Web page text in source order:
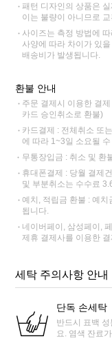
패턴 디자인의 상품은
이는 불량이 아니므로
사이즈는 측정 방법에
사양에 따라 차이가 있
배송비가 발생됩니다.
환불 안내
주문 결제시 이용한 결
카드 승인취소로 환불)
카드결제 : 전체취소 또
에 따라 1~3일 소요될 수
무통장입금 : 취소 및 환
휴대폰결제 : 당월 결제
및 부분취소는 수수료
예치, 적립금 환불 : 예
됩니다.
네이버페이, 삼성페이,
제휴 결제사를 이용한
세탁 주의사항 안내
단독 손세탁
반드시 표백
요. 염색 잔료